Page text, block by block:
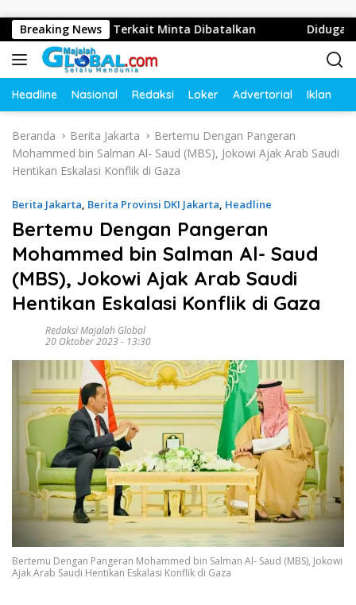
Breaking News
Disoal, Pihak Terkait Minta Dibatalkan Diduga
Headline Nasional Redaksi Loker Advertorial Iklan
Beranda Berita Jakarta
Bertemu Dengan Pangeran
Mohammed bin Salman Al- Saud (MBS), Jokowi Ajak Arab Saudi
Hentikan Eskalasi Konflik di Gaza
Berita Jakarta, Berita Provinsi DKI Jakarta, Headline
Bertemu Dengan Pangeran
Mohammed bin Salman Al- Saud
(MBS), Jokowi Ajak Arab Saudi
Hentikan Eskalasi Konflik di Gaza
Redaksi Majalah Global
20 Oktober 2023 - 13:30
Bertemu Dengan Pangeran Mohammed bin Salman Al- Saud (MBS), Jokowi
Ajak Arab Saudi Hentikan Eskalasi Konflik di Gaza